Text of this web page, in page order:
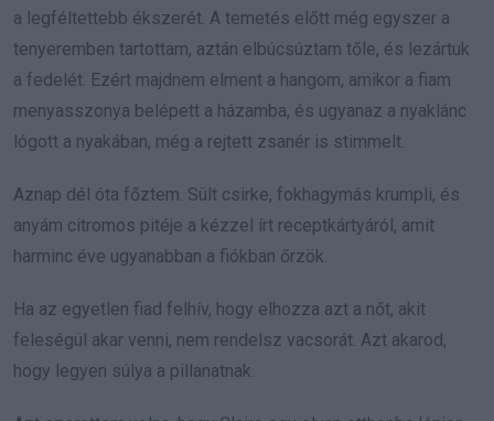
a legféltettebb ékszerét. A temetés előtt még egyszer a
tenyeremben tartottam, aztán elbúcsúztam tőle, és lezártuk
a fedelét. Ezért majdnem elment a hangom, amikor a fiam
menyasszonya belépett a házamba, és ugyanaz a nyaklánc
lógott a nyakában, még a rejtett zsanér is stimmelt.
Aznap dél óta főztem. Sült csirke, fokhagymás krumpli, és
anyám citromos pitéje a kézzel írt receptkártyáról, amit
harminc éve ugyanabban a fiókban őrzök.
Ha az egyetlen fiad felhív, hogy elhozza azt a nőt, akit
feleségül akar venni, nem rendelsz vacsorát. Azt akarod,
hogy legyen súlya a pillanatnak.